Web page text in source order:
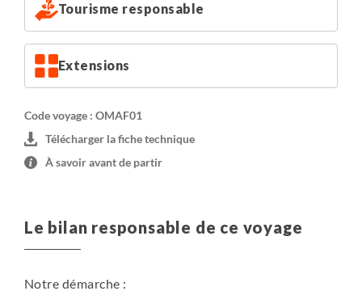
Tourisme responsable
Extensions
Code voyage : OMAF01
Télécharger la fiche technique
À savoir avant de partir
Le bilan responsable de ce voyage
Notre démarche :